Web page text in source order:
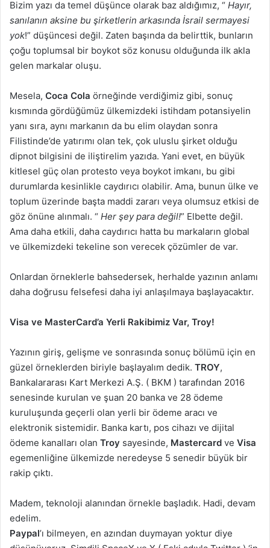
Bizim yazı da temel düşünce olarak baz aldığımız, “ Hayır,
sanılanın aksine bu şirketlerin arkasında İsrail sermayesi
yok!” düşüncesi değil. Zaten başında da belirttik, bunların
çoğu toplumsal bir boykot söz konusu olduğunda ilk akla
gelen markalar oluşu.
Mesela, Coca Cola örneğinde verdiğimiz gibi, sonuç
kısmında gördüğümüz ülkemizdeki istihdam potansiyelin
yanı sıra, aynı markanın da bu elim olaydan sonra
Filistinde’de yatırımı olan tek, çok uluslu şirket olduğu
dipnot bilgisini de iliştirelim yazıda. Yani evet, en büyük
kitlesel güç olan protesto veya boykot imkanı, bu gibi
durumlarda kesinlikle caydırıcı olabilir. Ama, bunun ülke ve
toplum üzerinde başta maddi zararı veya olumsuz etkisi de
göz önüne alınmalı. “ Her şey para değil!” Elbette değil.
Ama daha etkili, daha caydırıcı hatta bu markaların global
ve ülkemizdeki tekeline son verecek çözümler de var.
Onlardan örneklerle bahsedersek, herhalde yazının anlamı
daha doğrusu felsefesi daha iyi anlaşılmaya başlayacaktır.
Visa ve MasterCard’a Yerli Rakibimiz Var, Troy!
Yazının giriş, gelişme ve sonrasında sonuç bölümü için en
güzel örneklerden biriyle başlayalım dedik. TROY,
Bankalararası Kart Merkezi A.Ş. ( BKM ) tarafından 2016
senesinde kurulan ve şuan 20 banka ve 28 ödeme
kuruluşunda geçerli olan yerli bir ödeme aracı ve
elektronik sistemidir. Banka kartı, pos cihazı ve dijital
ödeme kanalları olan Troy sayesinde, Mastercard ve Visa
egemenliğine ülkemizde neredeyse 5 senedir büyük bir
rakip çıktı.
Madem, teknoloji alanından örnekle başladık. Hadi, devam
edelim.
Paypal’ı bilmeyen, en azından duymayan yoktur diye